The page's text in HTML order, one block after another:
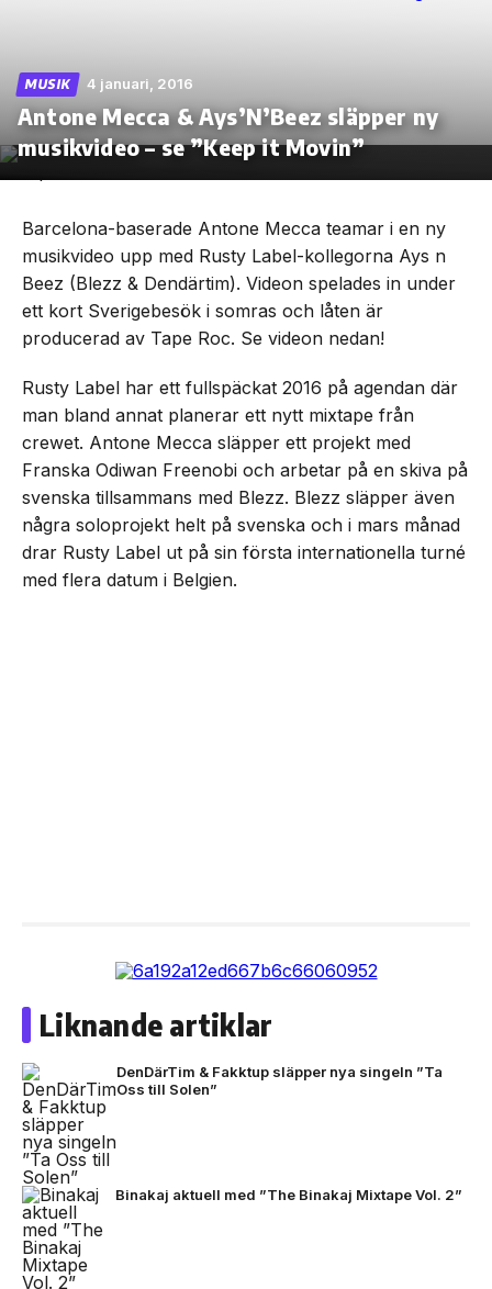
Skip
the
MUSIK 4 januari, 2016
Antone Mecca & Ays’N’Beez släpper ny
musikvideo – se ”Keep it Movin”
Barcelona-baserade Antone Mecca teamar i en ny
musikvideo upp med Rusty Label-kollegorna Ays n
Beez (Blezz & Dendärtim). Videon spelades in under
ett kort Sverigebesök i somras och låten är
producerad av Tape Roc. Se videon nedan!
Rusty Label har ett fullspäckat 2016 på agendan där
man bland annat planerar ett nytt mixtape från
crewet. Antone Mecca släpper ett projekt med
Franska Odiwan Freenobi och arbetar på en skiva på
svenska tillsammans med Blezz. Blezz släpper även
några soloprojekt helt på svenska och i mars månad
drar Rusty Label ut på sin första internationella turné
med flera datum i Belgien.
Liknande artiklar
DenDärTim & Fakktup släpper nya singeln ”Ta
Oss till Solen”
Binakaj aktuell med ”The Binakaj Mixtape Vol. 2”